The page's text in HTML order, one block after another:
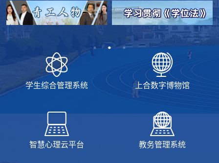
学生综合管理系统 上合数字博物馆
智慧心理云平台 教务管理系统